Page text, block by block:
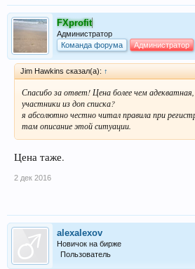
FXprofit
Администратор
Команда форума
Администратор
Jim Hawkins сказал(а): ↑
Спасибо за ответ! Цена более чем
участники из доп списка?
я абсолютно честно читал правила при
там описание этой ситуации.
Цена таже.
2 дек 2016
alexalexov
Новичок на бирже
Пользователь